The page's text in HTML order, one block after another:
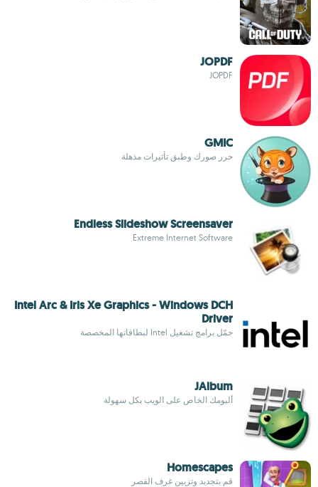
JOPDF
JOPDF
GMIC
حرر صورك وطبق تأثيرات مذهلة
Endless Slideshow Screensaver
Extreme Internet Software
Intel Arc & Iris Xe Graphics - Windows DCH
Driver
حمّل برامج تشغيل Intel لبطاقاتها المخصصة
JAlbum
ألبومك الخاص على الويب بكل سهولة
Homescapes
قم بتجديد وتزيين غرف القصر